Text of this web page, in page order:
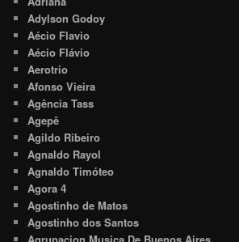
Adylson Godoy
Aécio Flavio
Aécio Flávio
Aerotrio
Afonso Vieira
Agência Tass
Agepê
Agildo Ribeiro
Agnaldo Rayol
Agnaldo Timóteo
Agora 4
Agostinho de Matos
Agostinho dos Santos